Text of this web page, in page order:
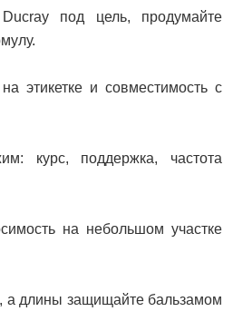
под цель, продумайте
этикетке и совместимость с
курс, поддержка, частота
на небольшом участке
а длины защищайте бальзамом